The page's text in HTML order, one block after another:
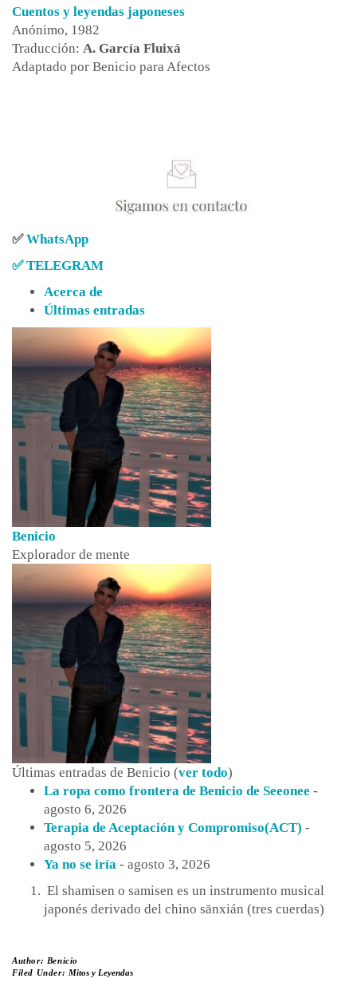
Cuentos y leyendas japoneses
Anónimo, 1982
Traducción: A. García Fluixá
Adaptado por Benicio para Afectos
✅WhatsApp
✅ TELEGRAM
Acerca de
Últimas entradas
Benicio
Explorador de mente
Últimas entradas de Benicio (ver todo)
La ropa como frontera de Benicio de Seeonee -
agosto 6, 2026
Terapia de Aceptación y Compromiso(ACT) -
agosto 5, 2026
Ya no se iría - agosto 3, 2026
El shamisen o samisen es un instrumento musical
japonés derivado del chino sānxián (tres cuerdas)
Author: Benicio
Filed Under: Mitos y Leyendas